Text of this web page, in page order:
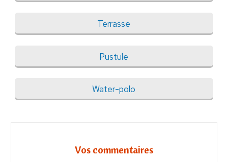
Terrasse
Pustule
Water-polo
Vos commentaires